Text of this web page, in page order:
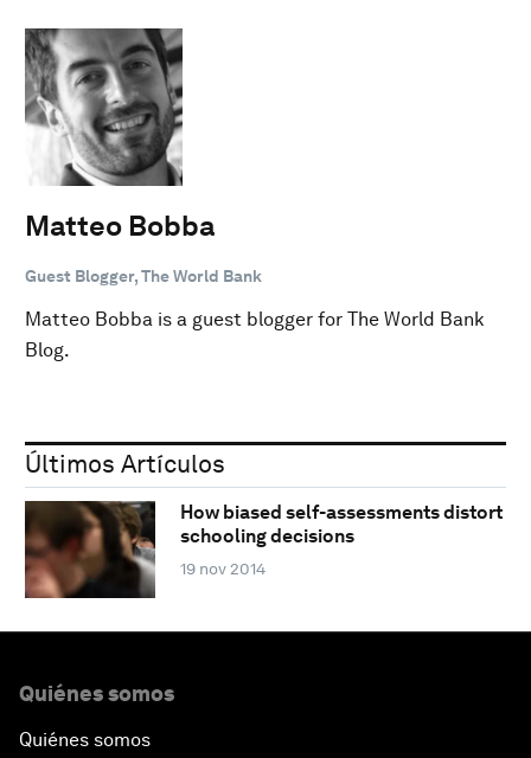
Matteo Bobba
Guest Blogger, The World Bank
Matteo Bobba is a guest blogger for The World Bank
Blog.
Últimos Artículos
How biased self-assessments distort
schooling decisions
19 nov 2014
Quiénes somos
Quiénes somos